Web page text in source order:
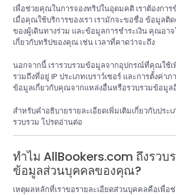
เพื่อช่วยคุณในการจองทริปในอุดมคติ เราต้องกา
เมื่อคุณใช้บริการของเรา เรามักจะขอชื่อ ข้อมูล
ของผู้เดินทางร่วม และข้อมูลการชำระเงิน คุณอาจ
เกี่ยวกับทริปของคุณ เช่น เวลาที่คาดว่าจะถึง
นอกจากนี้ เรารวบรวมข้อมูลจากอุปกรณ์ที่คุณใช้เพื่
รวมถึงที่อยู่ IP ประเภทเบราว์เซอร์ และการตั้งค่าภ
ข้อมูลเกี่ยวกับคุณจากแหล่งอื่นหรือรวบรวมข้อมู
สำหรับคำอธิบายรายละเอียดเพิ่มเติมเกี่ยวกับประ
รวบรวม โปรดอ่านต่อ
ทำไม AllBookers.com ถึงรวบ
ข้อมูลส่วนบุคคลของคุณ?
เหตุผลหลักที่เราขอรายละเอียดส่วนบุคคลคือเพื่อ